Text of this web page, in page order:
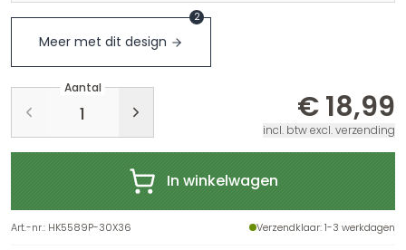
Meer met dit design
2
Aantal
€ 18,99
incl. btw excl. verzending
In winkelwagen
Art.-nr.: HK5589P-30X36 Verzendklaar: 1-3 werkdagen